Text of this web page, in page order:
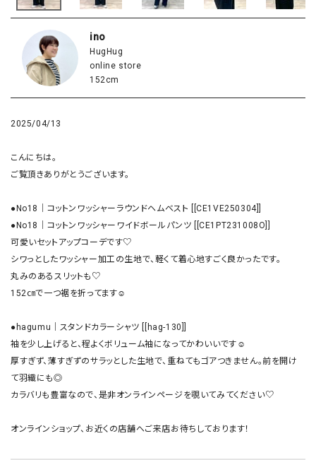
ino
HugHug
online store
152cm
2025/04/13
こんにちは。
ご覧頂きありがとうございます。
●No18｜コットンワッシャーラウンドヘムベスト [[CE1VE250304]]
●No18｜コットンワッシャーワイドボールパンツ [[CE1PT231008O]]
可愛いセットアップコーデです♡
シワっとしたワッシャー加工の生地で、軽くて着心地すごく良かったです。
丸みのあるスリットも♡
152㎝で一つ裾を折ってます☺︎
●hagumu｜スタンドカラーシャツ [[hag-130]]
袖を少し上げると、程よくボリューム袖になってかわいいです☺︎
厚すぎず、薄すぎずのサラッとした生地で、重ねてもゴアつきません。前を開け
て羽織にも◎
カラバリも豊富なので、是非オンラインページを覗いてみてください♡
オンラインショップ、お近くの店舗へご来店お待ちしております！